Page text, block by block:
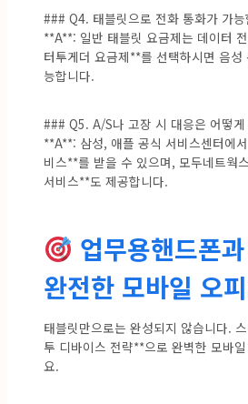
### Q4. 태블릿으로 전화 통화가 가능
**A**: 일반 태블릿 요금제는 데이터
터투게더 요금제**를 선택하시면 음
능합니다.
### Q5. A/S나 고장 시 대응은 어떻게
**A**: 삼성, 애플 공식 서비스센터에
비스**를 받을 수 있으며, 모두네트웍
서비스**도 제공합니다.
업무용핸드폰
완전한 모바일 오
태블릿만으로는 완성되지 않습니다.
투 디바이스 전략**으로 완벽한 모바
요.